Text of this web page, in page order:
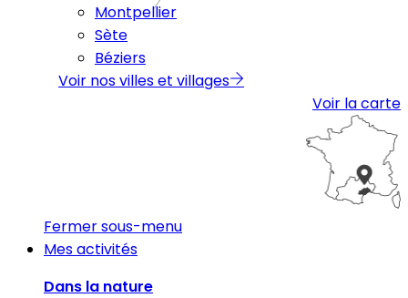
Montpellier
Sète
Béziers
Voir nos villes et villages
Voir la carte
Fermer sous-menu
Mes activités
Dans la nature